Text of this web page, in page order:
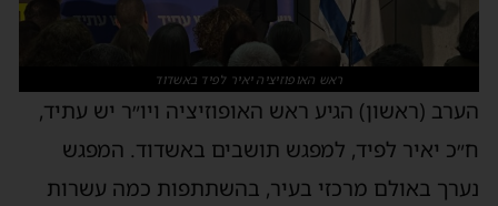
ראש האופוזיציה יאיר לפיד באשדוד
הערב (ראשון) הגיע ראש האופוזיציה ויו״ר יש עתיד,
ח״כ יאיר לפיד, למפגש תושבים באשדוד. המפגש
נערך באולם מרכזי בעיר, בהשתתפות כמה עשרות